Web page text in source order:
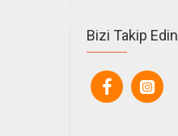
Bizi Takip Edin